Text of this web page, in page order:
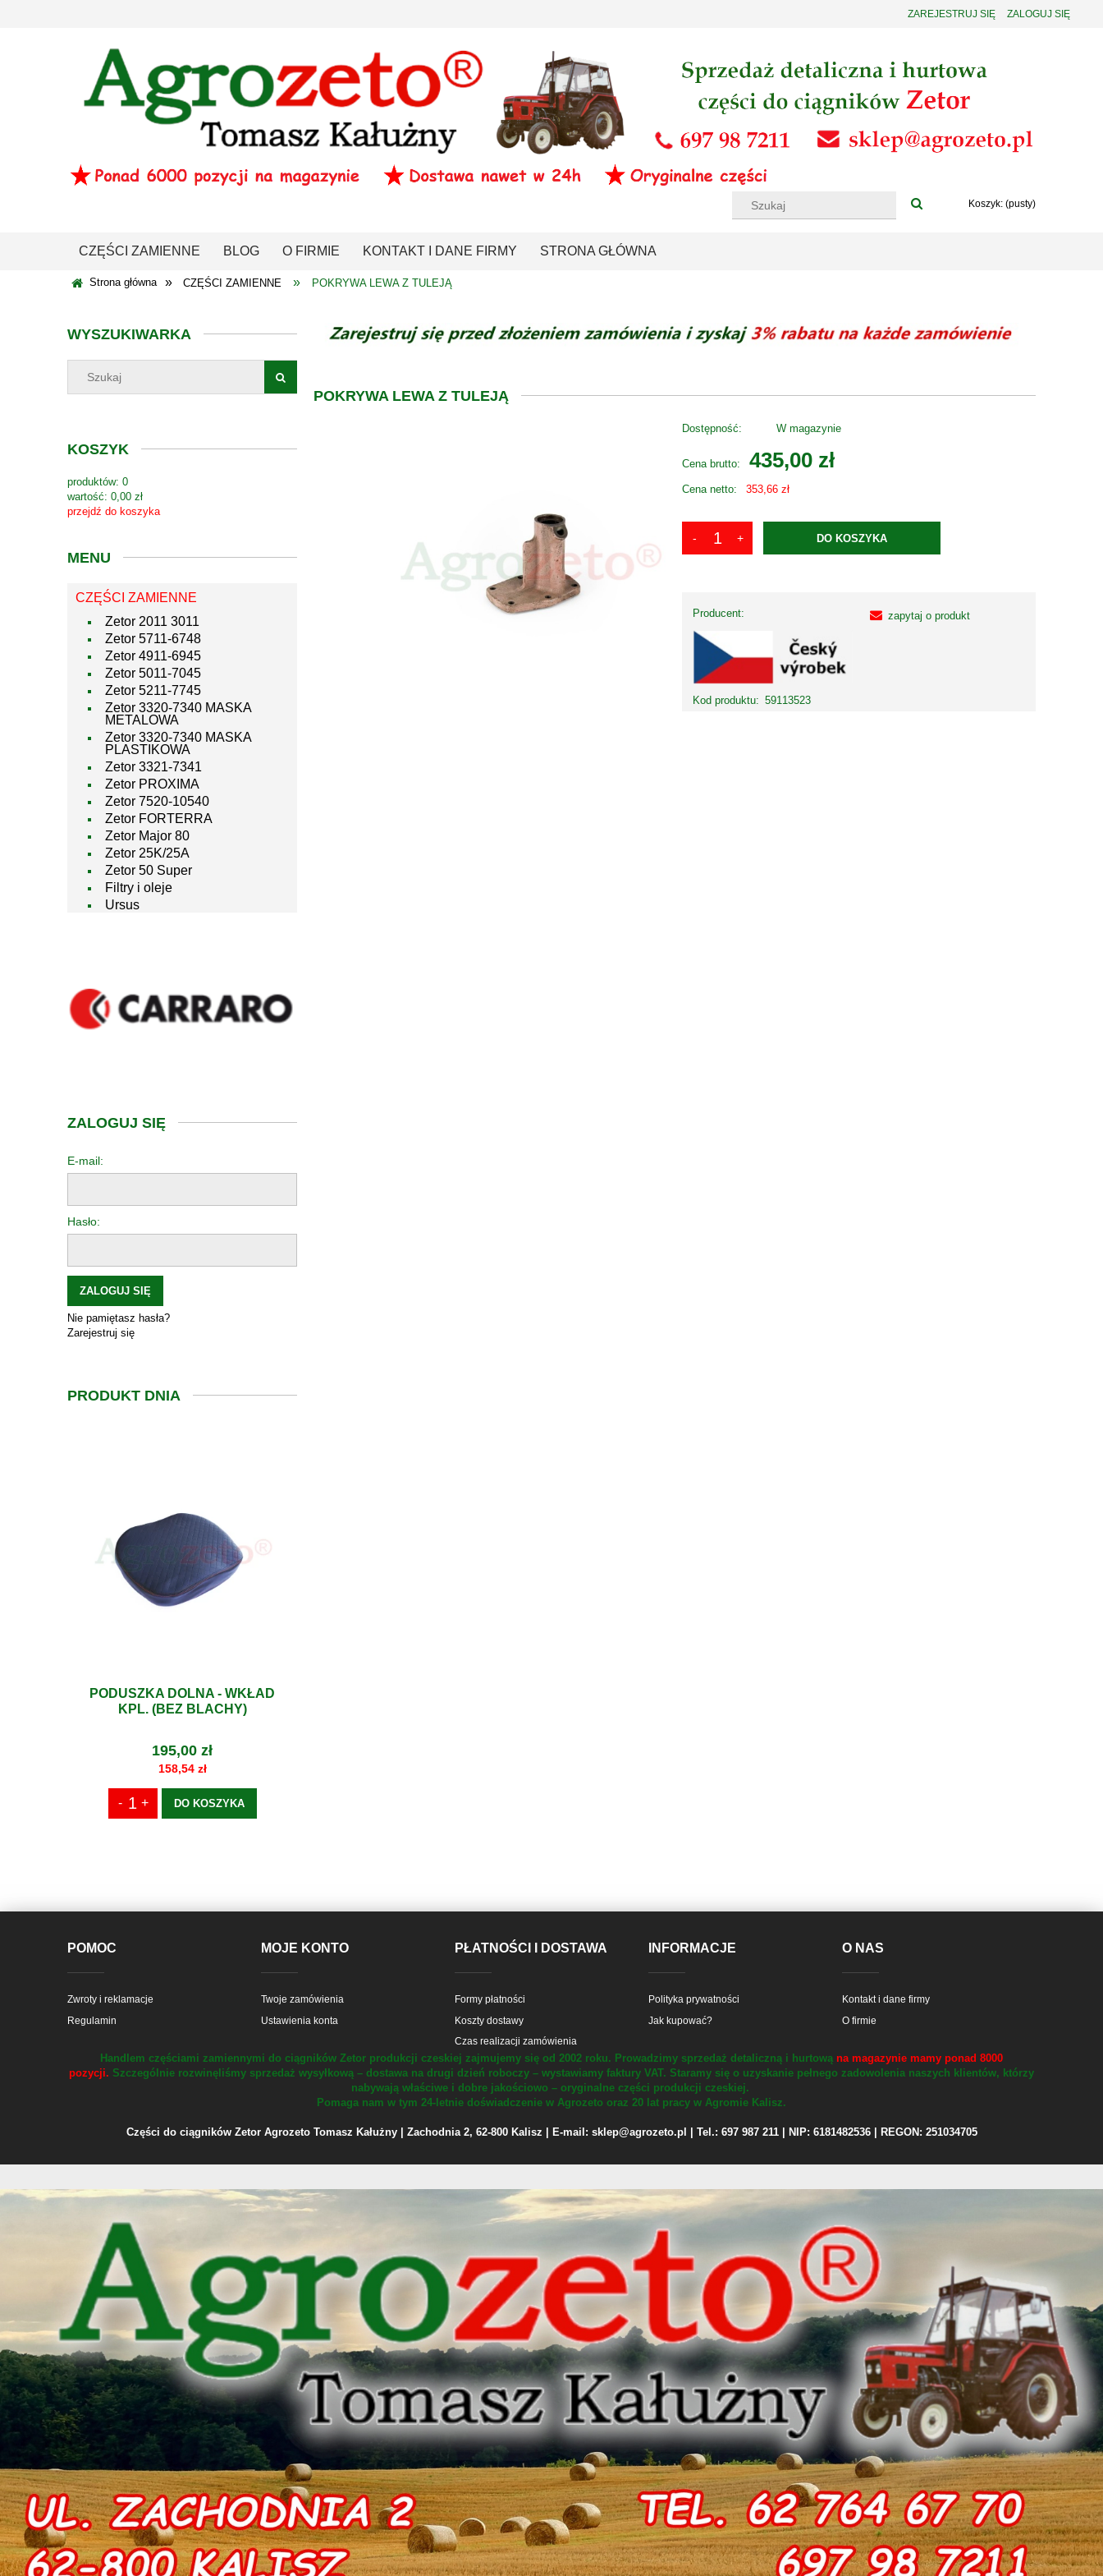
ZAREJESTRUJ SIĘ ZALOGUJ SIĘ
Koszyk: (pusty)
CZĘŚCI ZAMIENNE BLOG O FIRMIE KONTAKT I DANE FIRMY STRONA GŁÓWNA
Strona główna » CZĘŚCI ZAMIENNE » POKRYWA LEWA Z TULEJĄ
WYSZUKIWARKA
KOSZYK
produktów: 0
wartość: 0,00 zł
przejdź do koszyka
MENU
CZĘŚCI ZAMIENNE
Zetor 2011 3011
Zetor 5711-6748
Zetor 4911-6945
Zetor 5011-7045
Zetor 5211-7745
Zetor 3320-7340 MASKA
METALOWA
Zetor 3320-7340 MASKA
PLASTIKOWA
Zetor 3321-7341
Zetor PROXIMA
Zetor 7520-10540
Zetor FORTERRA
Zetor Major 80
Zetor 25K/25A
Zetor 50 Super
Filtry i oleje
Ursus
ZALOGUJ SIĘ
E-mail:
Hasło:
ZALOGUJ SIĘ
Nie pamiętasz hasła?
Zarejestruj się
PRODUKT DNIA
PODUSZKA DOLNA - WKŁAD
KPL. (BEZ BLACHY)
195,00 zł
158,54 zł
DO KOSZYKA
POKRYWA LEWA Z TULEJĄ
Dostępność: W magazynie
Cena brutto: 435,00 zł
Cena netto: 353,66 zł
DO KOSZYKA
Producent:
Kod produktu: 59113523
zapytaj o produkt
POMOC
Zwroty i reklamacje
Regulamin
MOJE KONTO
Twoje zamówienia
Ustawienia konta
PŁATNOŚCI I DOSTAWA
Formy płatności
Koszty dostawy
Czas realizacji zamówienia
INFORMACJE
Polityka prywatności
Jak kupować?
O NAS
Kontakt i dane firmy
O firmie
Handlem częściami zamiennymi do ciągników Zetor produkcji czeskiej zajmujemy się od 2002 roku. Prowadzimy sprzedaż detaliczną i hurtową na magazynie mamy ponad 8000
pozycji. Szczególnie rozwinęliśmy sprzedaż wysyłkową – dostawa na drugi dzień roboczy – wystawiamy faktury VAT. Staramy się o uzyskanie pełnego zadowolenia naszych klientów, którzy
nabywają właściwe i dobre jakościowo – oryginalne części produkcji czeskiej.
Pomaga nam w tym 24-letnie doświadczenie w Agrozeto oraz 20 lat pracy w Agromie Kalisz.
Części do ciągników Zetor Agrozeto Tomasz Kałużny | Zachodnia 2, 62-800 Kalisz | E-mail: sklep@agrozeto.pl | Tel.: 697 987 211 | NIP: 6181482536 | REGON: 251034705